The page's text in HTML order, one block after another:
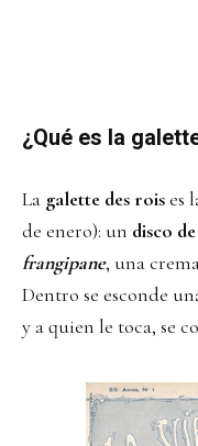
¿Qué es la
La galette des roises
de enero): un disco
frangipane, una
Dentro se esconde
y a quien le toca, se